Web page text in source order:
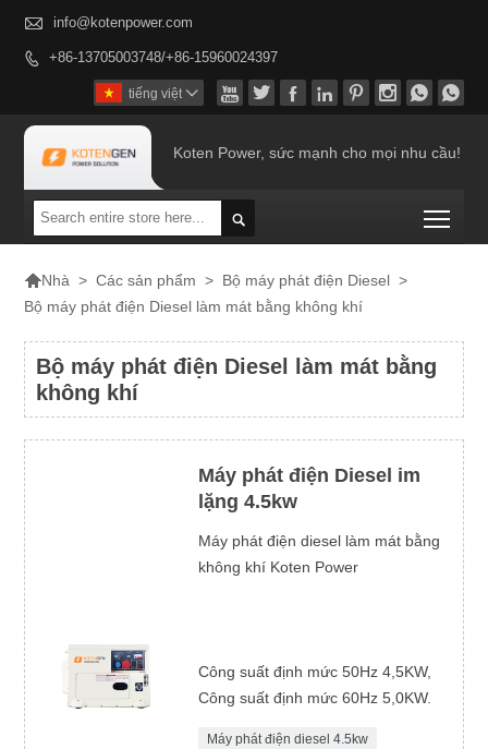
 info@kotenpower.com
 +86-13705003748/+86-15960024397
       
tiếng việt 
Koten Power, sức mạnh cho mọi nhu cầu!

Nhà > Các sản phẩm > Bộ máy phát điện Diesel >
Bộ máy phát điện Diesel làm mát bằng không khí
Bộ máy phát điện Diesel làm mát bằng
không khí
Máy phát điện Diesel im
lặng 4.5kw
Máy phát điện diesel làm mát bằng
không khí Koten Power
Công suất định mức 50Hz 4,5KW,
Công suất định mức 60Hz 5,0KW.
Máy phát điện diesel 4.5kw